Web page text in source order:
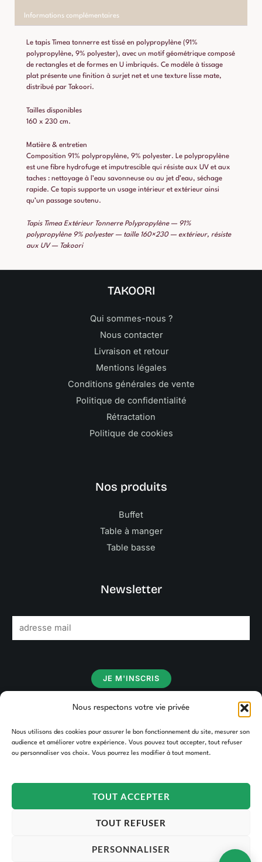
Nous respectons votre vie privée
Nous utilisons des cookies pour assurer le bon fonctionnement du site, mesurer son
audience et améliorer votre expérience. Vous pouvez tout accepter, tout refuser
ou personnaliser vos choix. Vous pourrez les modifier à tout moment.
TOUT ACCEPTER
TOUT REFUSER
PERSONNALISER
Informations complémentaires
Le tapis Timea tonnerre est tissé en polypropylène (91%
polypropylène, 9% polyester), avec un motif géométrique composé
de rectangles et de formes en U imbriqués. Ce modèle à tissage
plat présente une finition à surjet net et une texture lisse mate,
distribué par Takoori.
Tailles disponibles
160 x 230 cm.
Matière & entretien
Composition 91% polypropylène, 9% polyester. Le polypropylène
est une fibre hydrofuge et imputrescible qui résiste aux UV et aux
taches : nettoyage à l’eau savonneuse ou au jet d’eau, séchage
rapide. Ce tapis supporte un usage intérieur et extérieur ainsi
qu’un passage soutenu.
Tapis Timea Extérieur Tonnerre Polypropylène — 91%
polypropylène 9% polyester — taille 160×230 — extérieur, résiste
aux UV — Takoori
TAKOORI
Qui sommes-nous ?
Nous contacter
Livraison et retour
Mentions légales
Conditions générales de vente
Politique de confidentialité
Rétractation
Politique de cookies
Nos produits
Buffet
Table à manger
Table basse
Newsletter
m
JE M'INSCRIS